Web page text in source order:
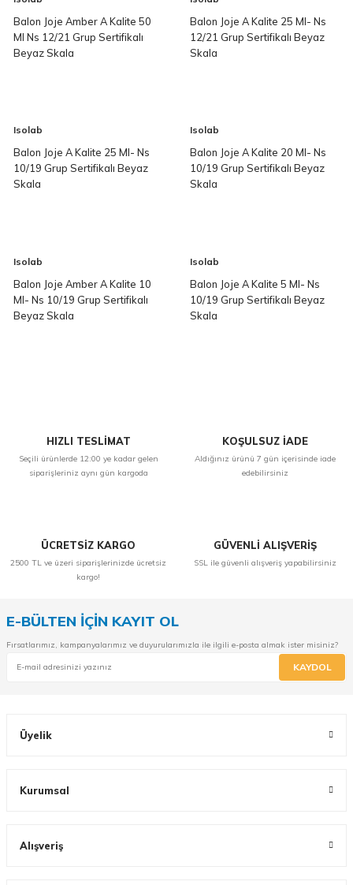
Balon Joje Amber A Kalite 50
Ml Ns 12/21 Grup Sertifikalı
Beyaz Skala
Balon Joje A Kalite 25 Ml- Ns
12/21 Grup Sertifikalı Beyaz
Skala
Isolab
Balon Joje A Kalite 25 Ml- Ns
10/19 Grup Sertifikalı Beyaz
Skala
Isolab
Balon Joje A Kalite 20 Ml- Ns
10/19 Grup Sertifikalı Beyaz
Skala
Isolab
Balon Joje Amber A Kalite 10
Ml- Ns 10/19 Grup Sertifikalı
Beyaz Skala
Isolab
Balon Joje A Kalite 5 Ml- Ns
10/19 Grup Sertifikalı Beyaz
Skala
HIZLI TESLİMAT
Seçili ürünlerde 12:00 ye kadar gelen
siparişleriniz aynı gün kargoda
KOŞULSUZ İADE
Aldığınız ürünü 7 gün içerisinde iade
edebilirsiniz
ÜCRETSİZ KARGO
2500 TL ve üzeri siparişlerinizde ücretsiz
kargo!
GÜVENLİ ALIŞVERİŞ
SSL ile güvenli alışveriş yapabilirsiniz
E-BÜLTEN İÇİN KAYIT OL
Fırsatlarımız, kampanyalarımız ve duyurularımızla ile ilgili e-posta almak ister misiniz?
KAYDOL
Üyelik
Kurumsal
Alışveriş